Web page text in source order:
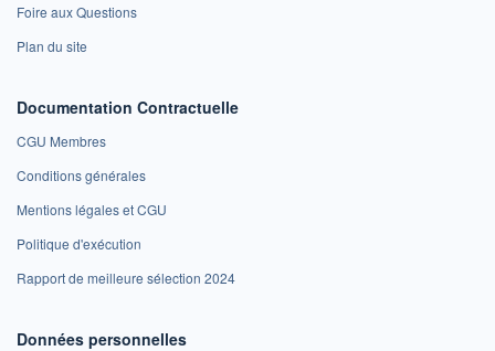
Foire aux Questions
Plan du site
Documentation Contractuelle
CGU Membres
Conditions générales
Mentions légales et CGU
Politique d'exécution
Rapport de meilleure sélection 2024
Données personnelles